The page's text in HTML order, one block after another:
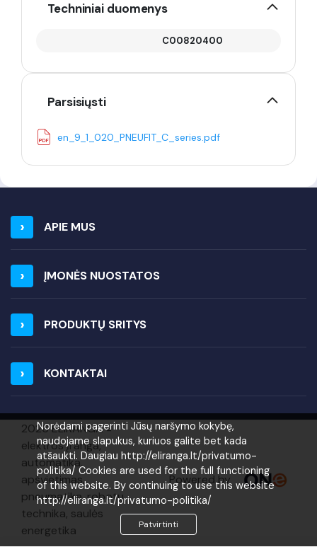
Norėdami pagerinti Jūsų naršymo kokybę,
naudojame slapukus, kuriuos galite bet kada
atšaukti. Daugiau http://eliranga.lt/privatumo-
politika/ Cookies are used for the full functioning
of this website. By continuing to use this website
http://eliranga.lt/privatumo-politika/
Patvirtinti
Techniniai duomenys
C00820400
Parsisiųsti
en_9_1_020_PNEUFIT_C_series.pdf
APIE MUS
ĮMONĖS NUOSTATOS
PRODUKTŲ SRITYS
KONTAKTAI
2026 ELIRANGA =
elektros įranga,
automatika,
apšvietimas,
pneumatika, robotų
technika, saulės
energetika
Powered by